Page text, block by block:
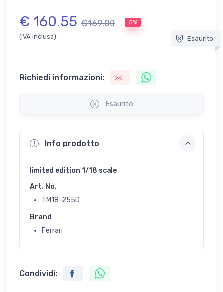
€ 160.55 €169.00 5%
(IVA inclusa) Esaurito
Richiedi informazioni:
Esaurito
Info prodotto
limited edition 1/18 scale
Art. No.
TM18-255D
Brand
Ferrari
Condividi: